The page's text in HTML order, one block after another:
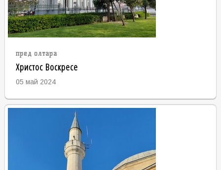
пред олтара
Христос Воскресе
05 май 2024